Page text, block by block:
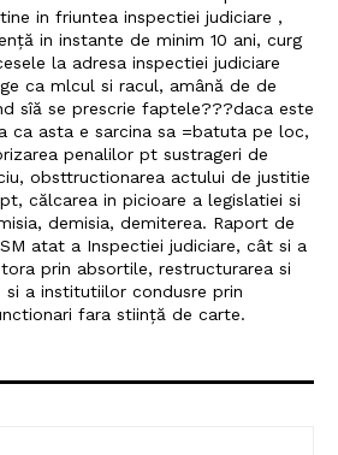
in friuntea inspectiei judiciare ,
in instante de minim 10 ani, curg
la adresa inspectiei judiciare
ca mlcul si racul, amână de de
sîă se prescrie faptele???daca este
ca asta e sarcina sa =batuta pe loc,
penalilor pt sustrageri de
obsttructionarea actului de justitie
călcarea in picioare a legislatiei si
demisia, demiterea. Raport de
atat a Inspectiei judiciare, cât si a
prin absortile, restructurarea si
si a institutiilor condusre prin
fara stiință de carte.